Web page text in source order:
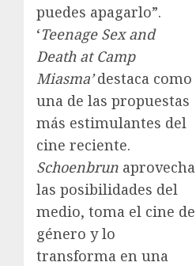
puedes apagarlo”.
‘Teenage Sex and
Death at Camp
Miasma’destaca como
una de las propuestas
más estimulantes del
cine reciente.
Schoenbrun aprovecha
las posibilidades del
medio, toma el cine de
género y lo
transforma en una